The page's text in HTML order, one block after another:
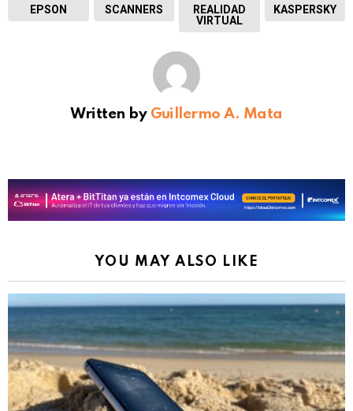
EPSON SCANNERS
REALIDAD
VIRTUAL
KASPERSKY
Written by Guillermo A. Mata
YOU MAY ALSO LIKE